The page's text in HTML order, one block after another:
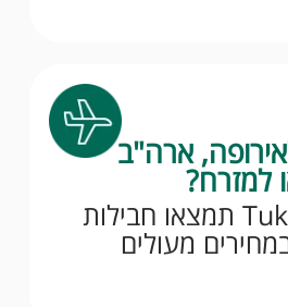
ארה"ב
למזרח?
עם Tuki eSIM תמצאו חבילות
מעולים